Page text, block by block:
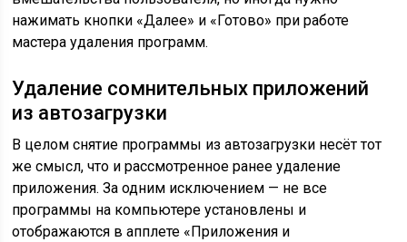
нажимать кнопки «Далее» и «Готово» при работе
мастера удаления программ.
Удаление сомнительных приложений
из автозагрузки
В целом снятие программы из автозагрузки несёт тот
же смысл, что и рассмотренное ранее удаление
приложения. За одним исключением — не все
программы на компьютере установлены и
отображаются в апплете «Приложения и